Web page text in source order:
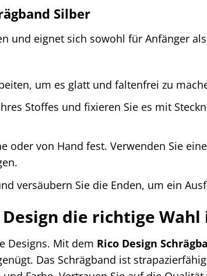
Silber
und eignet sich sowohl für Anfänger
um es glatt und faltenfrei zu
Stoffes und fixieren Sie es mit
oder von Hand fest. Verwenden Sie
versäubern Sie die Enden, um ein
die richtige Wahl
Designs. Mit dem Rico Design
Das Schrägband ist